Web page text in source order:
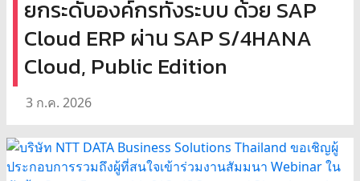
ยกระดับองค์กรทั้งระบบ ด้วย SAP
Cloud ERP ผ่าน SAP S/4HANA
Cloud, Public Edition
3 ก.ค. 2026